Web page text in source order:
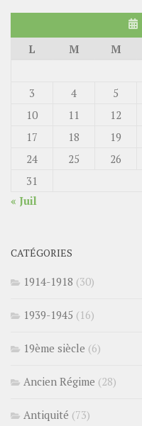
L
M M
3
4 5
10
11 12
17
18 19
24
25 26
31
« Juil
CATÉGORIES
1914-1918 (30)
1939-1945 (16)
19ème siècle (6)
Ancien Régime (28)
Antiquité (73)